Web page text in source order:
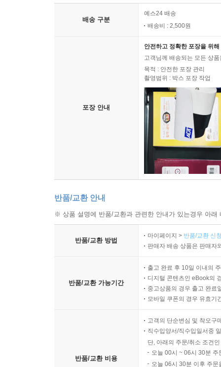
배송 구분
예스24 배송
배송비 : 2,500원
포장 안내
안전하고 정확한 포장을 위
고객님께 배송되는 모든 상
목적 : 안전한 포장 관리
촬영범위 : 박스 포장 작업
반품/교환 안내
※ 상품 설명에 반품/교환과 관련한 안내가 있는경우 아
반품/교환 방법
마이페이지 > 반품/교환 신
판매자 배송 상품은 판매자
반품/교환 가능기간
출고 완료 후 10일 이내의
디지털 콘텐츠인 eBook의
중고상품의 경우 출고 완료
모바일 쿠폰의 경우 유효기
반품/교환 비용
고객의 단순변심 및 착오구
직수입양서/직수입일서중
단, 아래의 주문/취소 조건
오늘 00시 ~ 06시 30분
오늘 06시 30분 이후 주